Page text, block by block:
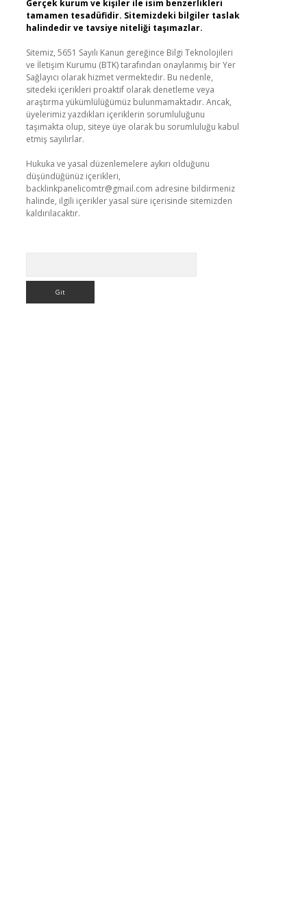
Gerçek kurum ve kişiler ile isim benzerlikleri
tamamen tesadüfidir. Sitemizdeki bilgiler taslak
halindedir ve tavsiye niteliği taşımazlar.
Sitemiz, 5651 Sayılı Kanun gereğince Bilgi Teknolojileri
ve İletişim Kurumu (BTK) tarafından onaylanmış bir Yer
Sağlayıcı olarak hizmet vermektedir. Bu nedenle,
sitedeki içerikleri proaktif olarak denetleme veya
araştırma yükümlülüğümüz bulunmamaktadır. Ancak,
üyelerimiz yazdıkları içeriklerin sorumluluğunu
taşımakta olup, siteye üye olarak bu sorumluluğu kabul
etmiş sayılırlar.
Hukuka ve yasal düzenlemelere aykırı olduğunu
düşündüğünüz içerikleri,
backlinkpanelicomtr@gmail.com adresine bildirmeniz
halinde, ilgili içerikler yasal süre içerisinde sitemizden
kaldırılacaktır.